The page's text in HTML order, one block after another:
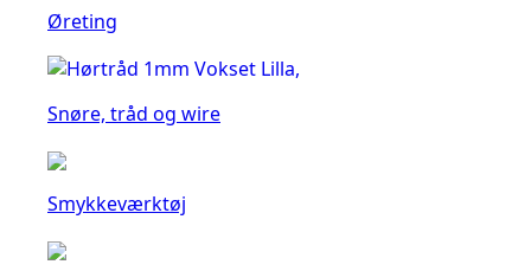
Øreting
Snøre, tråd og wire
Smykkeværktøj